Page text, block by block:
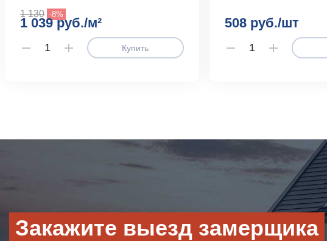
1 130 -8%
1 039 руб./м²
Купить
508 руб./шт
Закажите выезд замерщика